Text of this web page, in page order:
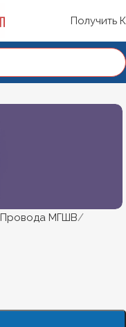
Получить
Провода МГШВ